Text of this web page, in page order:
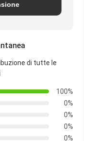
di tutte le
100%
0%
0%
0%
0%